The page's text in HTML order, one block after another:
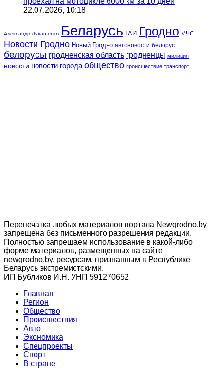
22.07.2026, 10:18
Александр Лукашенко Беларусь ГАИ Гродно МЧС
Новости Гродно Новый Гродно автоновости белорус
белорусы гродненская область гродненцы милиция
новости новости города общество происшествие транспорт
Перепечатка любых материалов портала Newgrodno.by
запрещена без письменного разрешения редакции.
Полностью запрещаем использование в какой-либо
форме материалов, размещенных на сайте
newgrodno.by, ресурсам, признанным в Республике
Беларусь экстремистскими.
ИП Бубликов И.Н. УНП 591270652
Главная
Регион
Общество
Происшествия
Авто
Экономика
Спецпроекты
Cпорт
В стране